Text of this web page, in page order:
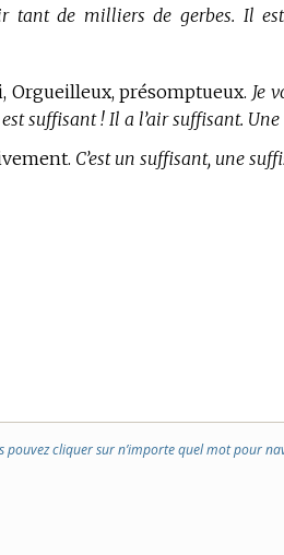
tant de milliers de gerbes. Il
Orgueilleux, présomptueux. Je
suffisant ! Il a l’air suffisant.
C’est un suffisant, une
pouvez cliquer sur n’importe quel mot pour